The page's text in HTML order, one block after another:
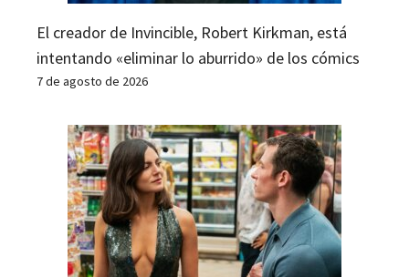
El creador de Invincible, Robert Kirkman, está
intentando «eliminar lo aburrido» de los cómics
7 de agosto de 2026